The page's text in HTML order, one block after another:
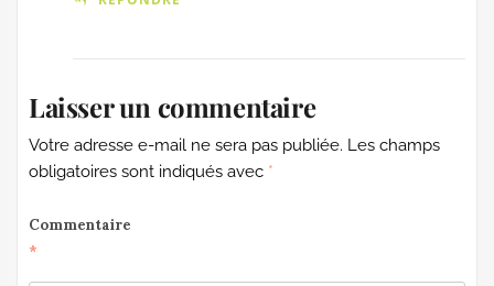
Laisser un commentaire
Votre adresse e-mail ne sera pas publiée. Les champs
obligatoires sont indiqués avec *
Commentaire
*